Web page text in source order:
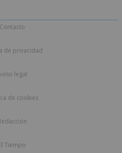
Contacto
de privacidad
legal
de cookies
Tiempo